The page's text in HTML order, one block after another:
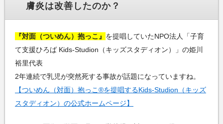
膚炎は改善したのか？
『対面（ついめん）抱っこ』 を提唱していたNPO法人「子育
て支援ひろば Kids-Studion（キッズスタディオン）」の姫川
裕里代表
2年連続で乳児が突然死する事故が話題になっていますね。
【ついめん（対面）抱っこ®を提唱するKids-Studion（キッズ
スタディオン）の公式ホームページ】